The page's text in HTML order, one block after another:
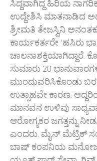
ಶ್ರೀಮತಿ ತೇಜಸ್ವಿನಿ
ಕಾರ್ಯಕರ್ತರೇ ‘ಹಸಿರು
ಚಾಲನಾಶಕ್ತಿಯಾಗಿದ್ದಾರೆ.
ಸುಮಾರು 20
ಮುಂದುವರಿಸಿಕೊಂಡು
ಉತ್ಸಾಹವೇ ಕಾರಣ.
ಮಾನವನ ಉಳಿವು
ಆರೋಗ್ಯಕರ ಜಗತ್ತನ್ನು
ಎಂದರು. ಮೈನ್ ಮೆಟ್ರಿಕ್
ಬಾಷ್ ಕಂಪನಿಯ ಮನೋಜ್
ಯೂತ್ ಫಾರ್ ಸೇವಾ, ಗಿವ್
ಬಿಎಂಎಸ್